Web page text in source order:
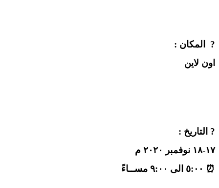
? ‏‎المكان :
اون لاين
? التاريخ :
١٧-١٨ نوفمبر ٢٠٢٠ م
⏰ ٥:٠٠ الى ٩:٠٠ مســاءً